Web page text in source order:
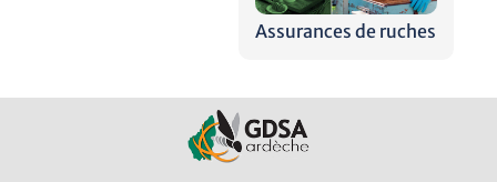
Assurances de ruches